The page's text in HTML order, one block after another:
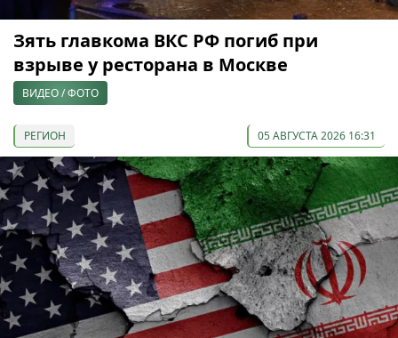
Зять главкома ВКС РФ погиб при
взрыве у ресторана в Москве
ВИДЕО / ФОТО
РЕГИОН 05 АВГУСТА 2026 16:31